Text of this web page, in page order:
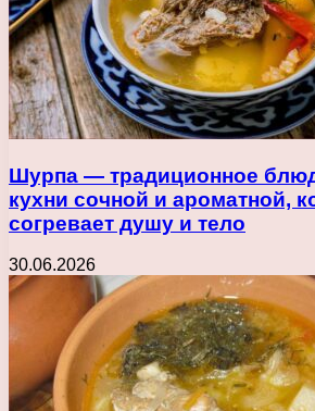
Шурпа — традиционное
кухни сочной и ароматной,
согревает душу и тело
30.06.2026